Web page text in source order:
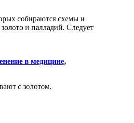
собираются схемы и
и палладий. Следует
в медицине,
с золотом.